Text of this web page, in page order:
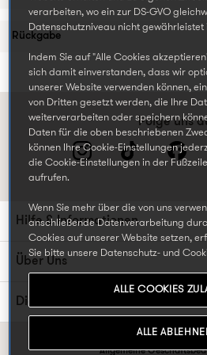
Rückgabe
Folge uns
Hilfe & Informationen
Über Uns
Die TK Maxx Familie
Allgemeine
verarbeiten, wo ein zur DS-GVO
Datenschutzniveau nicht gewährleistet
Indem Sie auf "Alle Cookies
sich damit einverstanden, dass wir
unserer Website verwenden können,
von Dritten gesetzt werden, die Ihre
weiterverarbeiten oder speichern
Daten für die oben beschriebenen
können Ihre Cookie-Einstellungen
die Cookie-Einstellungen in der
aufrufen.
Wenn Sie mehr über die von uns
anschließende Datenverarbeitung
Cookies auf unserer Website setzen,
Sie bitte unsere Datenschutz- und
ALLE COOKIES
ALLE